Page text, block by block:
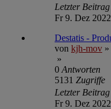
Letzter Beitrag
Fr 9. Dez
Destatis -
von kjh-mov »
»
0 Antworten
5131 Zugriffe
Letzter Beitrag
Fr 9. Dez